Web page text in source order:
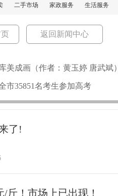
二手市场 家政服务 生活服务
返回新闻中心
美成画（作者：黄玉婷 唐武斌）
市35851名考生参加高考
了!
/斤！市场上已出现！